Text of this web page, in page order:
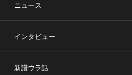
ニュース
インタビュー
新譜ウラ話